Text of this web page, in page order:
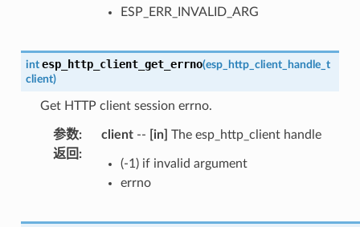
ESP_ERR_INVALID_ARG
int esp_http_client_get_errno(esp_http_client_handle_t
client)
Get HTTP client session errno.
参数: client-- [in] The esp_http_client handle
返回 :
(-1) if invalid argument
errno